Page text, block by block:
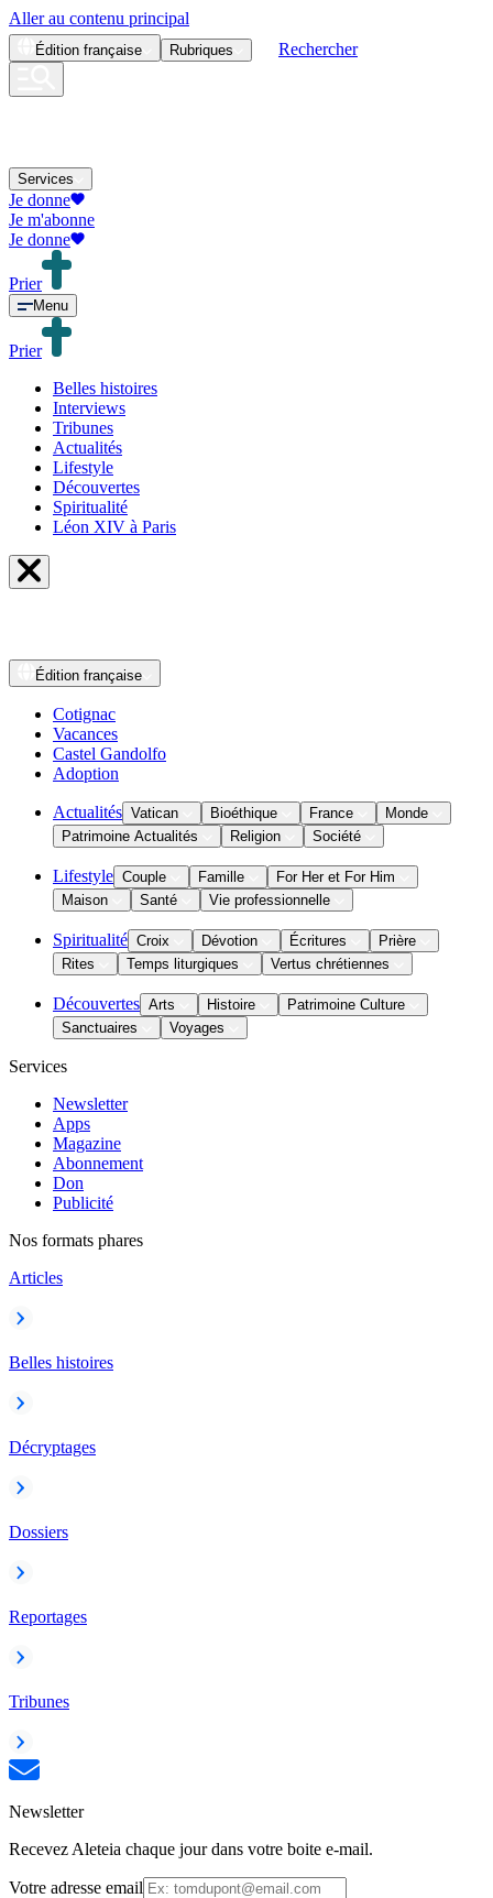
Aller au contenu principal
Édition française Rubriques Rechercher
Services
Je donne
Je m'abonne
Je donne
Prier
Menu
Prier
Belles histoires
Interviews
Tribunes
Actualités
Lifestyle
Découvertes
Spiritualité
Léon XIV à Paris
Édition française
Cotignac
Vacances
Castel Gandolfo
Adoption
Actualités Vatican Bioéthique France
Monde
Patrimoine Actualités
Religion Société
Lifestyle Couple Famille
For Her et For Him
Maison
Santé Vie professionnelle
Spiritualité Croix Dévotion Écritures
Prière
Rites
Temps liturgiques Vertus chrétiennes
Découvertes Arts Histoire
Patrimoine Culture
Sanctuaires
Voyages
Services
Newsletter
Apps
Magazine
Abonnement
Don
Publicité
Nos formats phares
Articles
Belles histoires
Décryptages
Dossiers
Reportages
Tribunes
Newsletter
Recevez Aleteia chaque jour dans votre boite e-mail.
Votre adresse email